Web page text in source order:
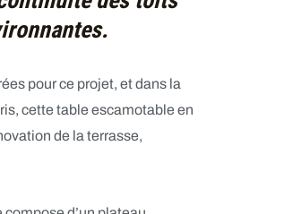
pour ce projet, et dans la
, cette table escamotable en
de la terrasse,